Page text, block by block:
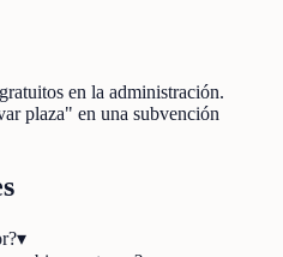
en la administración.
plaza" en una subvención
▾